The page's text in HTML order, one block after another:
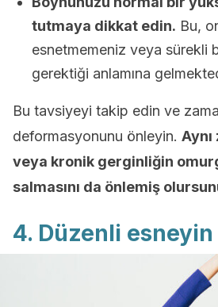
tutmaya dikkat edin. Bu,
esnetmemeniz veya sürekli
gerektiği anlamına
Bu tavsiyeyi takip edin ve
deformasyonunu önleyin.
veya kronik gerginliğin
salmasını da önlemiş
4. Düzenli esneyin